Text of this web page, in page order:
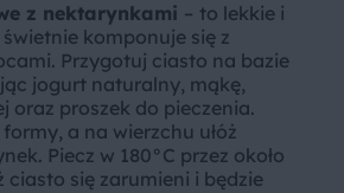
z nektarynkami – to lekkie i
komponuje się z
Przygotuj ciasto na bazie
jogurt naturalny, mąkę,
oraz proszek do pieczenia.
a na wierzchu ułóż
Piecz w 180°C przez około
ciasto się zarumieni i będzie